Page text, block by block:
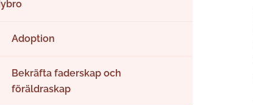
Adoption
Bekräfta faderskap och
föräldraskap